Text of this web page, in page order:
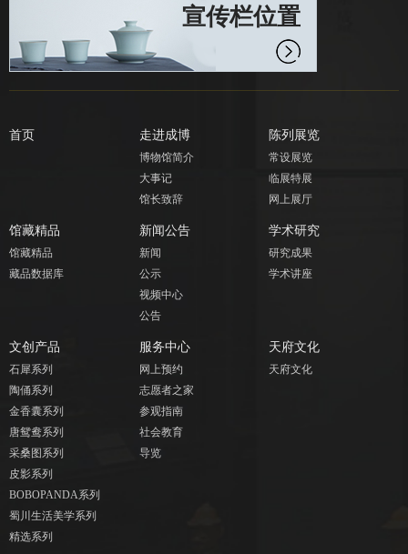
宣传栏位置
首页 走进成博
博物馆简介
大事记
馆长致辞
陈列展览
常设展览
临展特展
网上展厅
馆藏精品
馆藏精品
藏品数据库
新闻公告
新闻
公示
视频中心
公告
学术研究
研究成果
学术讲座
文创产品
石犀系列
陶俑系列
金香囊系列
唐鸳鸯系列
采桑图系列
皮影系列
BOBOPANDA系列
蜀川生活美学系列
精选系列
服务中心
网上预约
志愿者之家
参观指南
社会教育
导览
天府文化
天府文化